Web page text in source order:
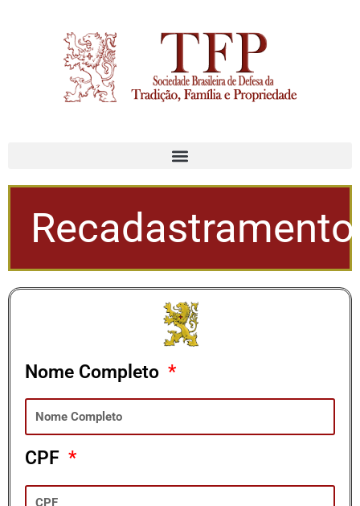
Recadastramento
Nome Completo
CPF